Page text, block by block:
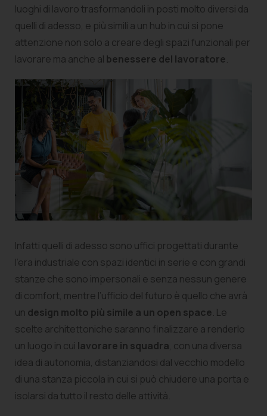
luoghi di lavoro trasformandoli in posti molto diversi da
quelli di adesso, e più simili a un hub in cui si pone
attenzione non solo a creare degli spazi funzionali per
lavorare ma anche al benessere del lavoratore.
Infatti quelli di adesso sono uffici progettati durante
l’era industriale con spazi identici in serie e con grandi
stanze che sono impersonali e senza nessun genere
di comfort, mentre l’ufficio del futuro è quello che avrà
un design molto più simile a un open space. Le
scelte architettoniche saranno finalizzare a renderlo
un luogo in cui lavorare in squadra, con una diversa
idea di autonomia, distanziandosi dal vecchio modello
di una stanza piccola in cui si può chiudere una porta e
isolarsi da tutto il resto delle attività.